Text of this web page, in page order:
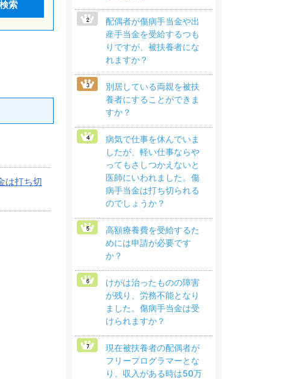
検索
は打ち切
配偶者が傷病手当金や出
産手当金を受給するつも
りですが、被扶養者にな
れますか？
別居している両親を被扶
養者にすることができま
すか？
病気で仕事を休んでいま
したが、軽い仕事ならや
ってもさしつかえないと
医師にいわれました。傷
病手当金は打ち切られる
のでしょうか？
高額療養費を受給するた
めには申請が必要です
か？
けがは治ったものの障害
が残り、労務不能となり
ました。傷病手当金は受
けられますか？
現在被扶養者の配偶者が
フリープログラマーとな
り、収入がある時は50万